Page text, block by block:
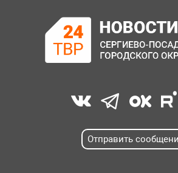
Отправить